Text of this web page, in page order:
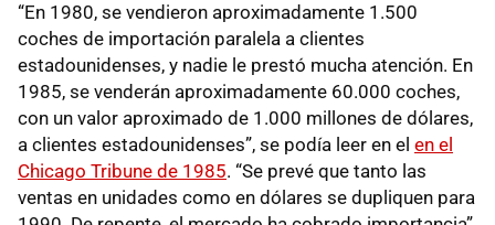
“En 1980, se vendieron aproximadamente 1.500
coches de importación paralela a clientes
estadounidenses, y nadie le prestó mucha atención. En
1985, se venderán aproximadamente 60.000 coches,
con un valor aproximado de 1.000 millones de dólares,
a clientes estadounidenses”, se podía leer en el en el
Chicago Tribune de 1985. “Se prevé que tanto las
ventas en unidades como en dólares se dupliquen para